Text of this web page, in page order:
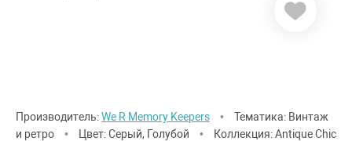
Производитель:We R Memory Keepers •
Тематика: Винтаж
и ретро
• Цвет: Серый, Голубой • Коллекция: Antique Chic